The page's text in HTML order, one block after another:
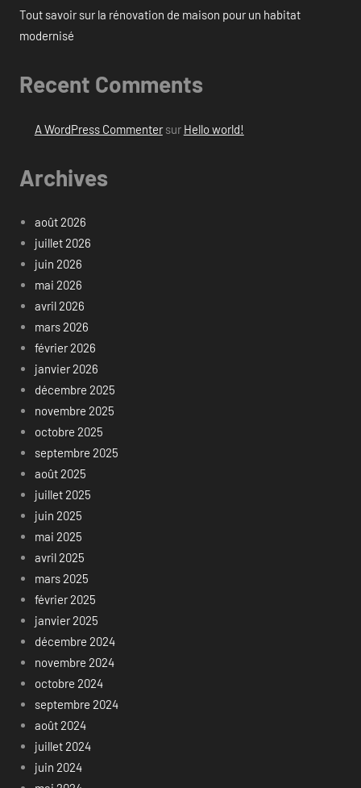
Tout savoir sur la rénovation de maison pour un habitat
modernisé
Recent Comments
A WordPress Commentersur Hello world!
Archives
août 2026
juillet 2026
juin 2026
mai 2026
avril 2026
mars 2026
février 2026
janvier 2026
décembre 2025
novembre 2025
octobre 2025
septembre 2025
août 2025
juillet 2025
juin 2025
mai 2025
avril 2025
mars 2025
février 2025
janvier 2025
décembre 2024
novembre 2024
octobre 2024
septembre 2024
août 2024
juillet 2024
juin 2024